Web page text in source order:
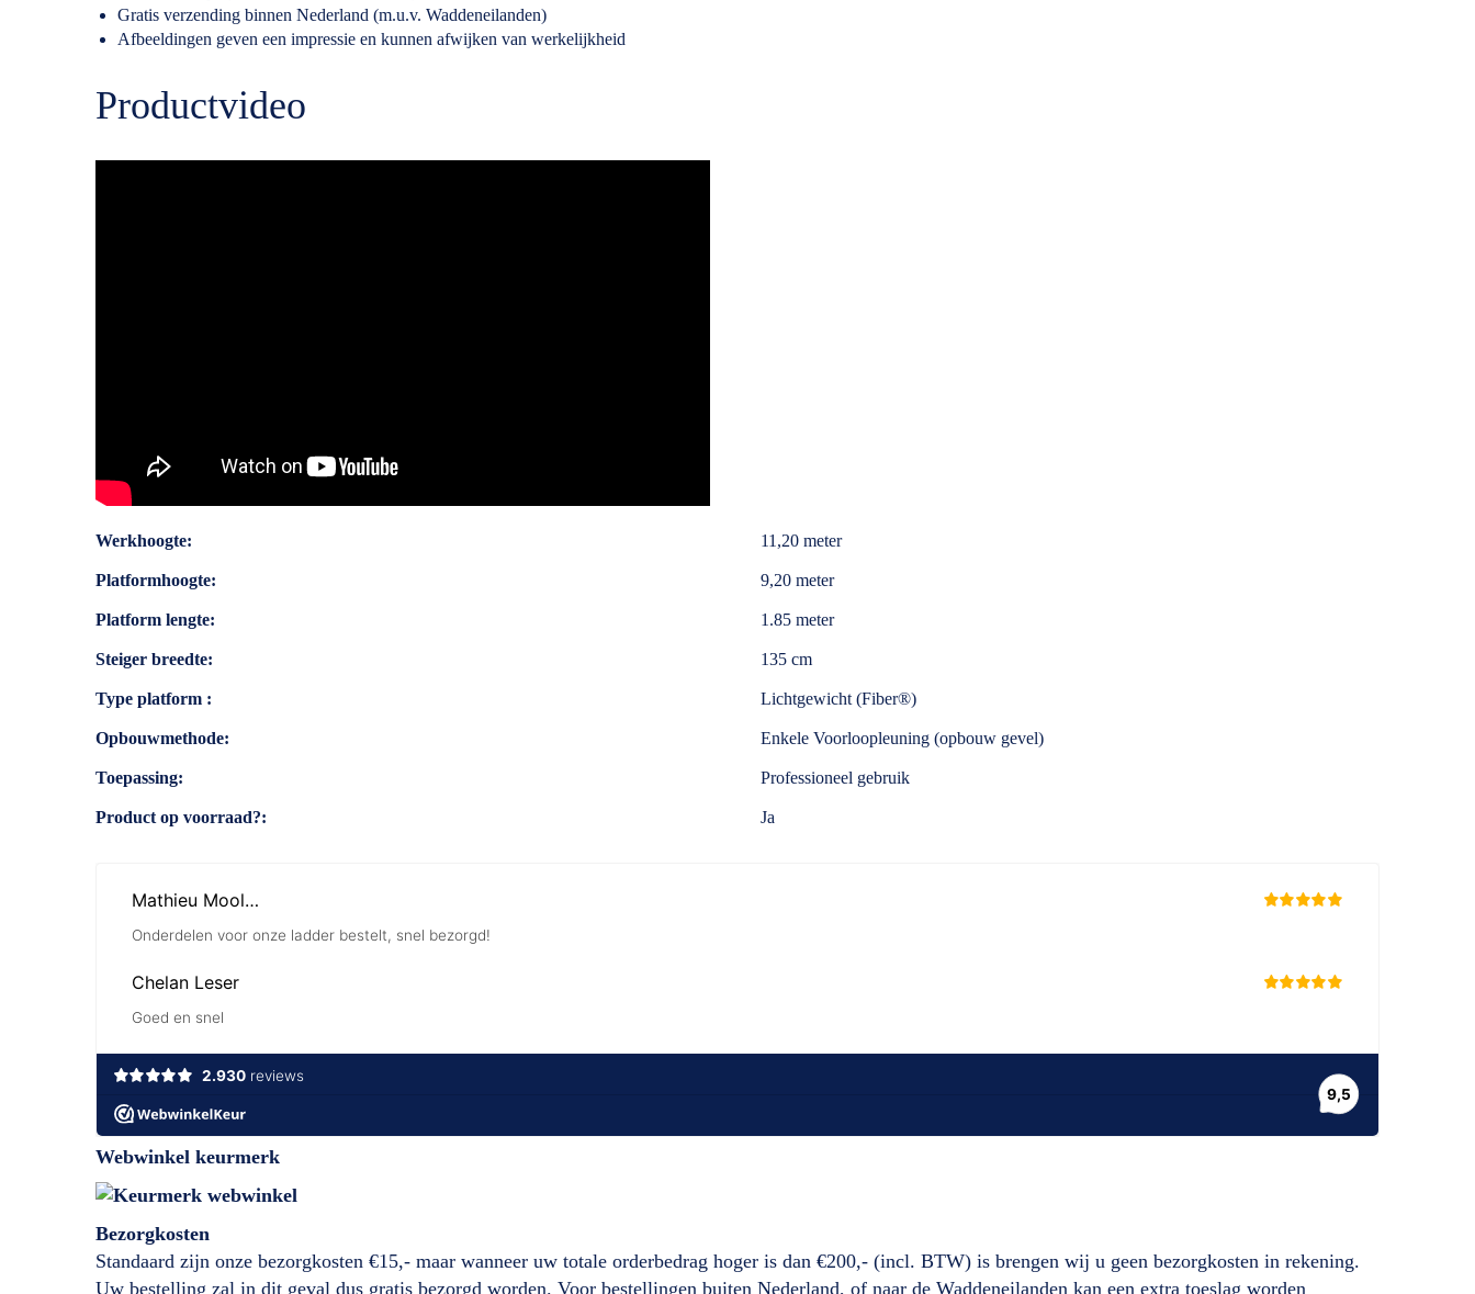
Gratis verzending binnen Nederland (m.u.v. Waddeneilanden)
Afbeeldingen geven een impressie en kunnen afwijken van werkelijkheid
Productvideo
Specificaties
Werkhoogte 11,20 meter
Platformhoogte 9,20 meter
Platform lengte 1.85 meter
Steiger breedte 135 cm
Type platform Lichtgewicht (Fiber®)
Opbouwmethode Enkele Voorloopleuning (opbouw gevel)
Toepassing Professioneel gebruik
Product op voorraad? Ja
Webwinkel keurmerk
Bezorgkosten
Standaard zijn onze bezorgkosten €15,- maar wanneer uw totale orderbedrag hoger is dan €200,- (incl. BTW) is brengen wij u geen bezorgkosten in rekening.
Uw bestelling zal in dit geval dus gratis bezorgd worden. Voor bestellingen buiten Nederland, of naar de Waddeneilanden kan een extra toeslag worden